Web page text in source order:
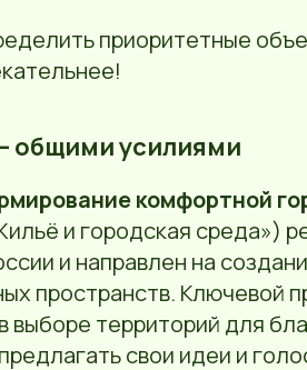
приоритетные
общими усилиями
комфортной
и городская среда»)
и направлен на
пространств. Ключевой
в выборе территорий для
свои идеи и